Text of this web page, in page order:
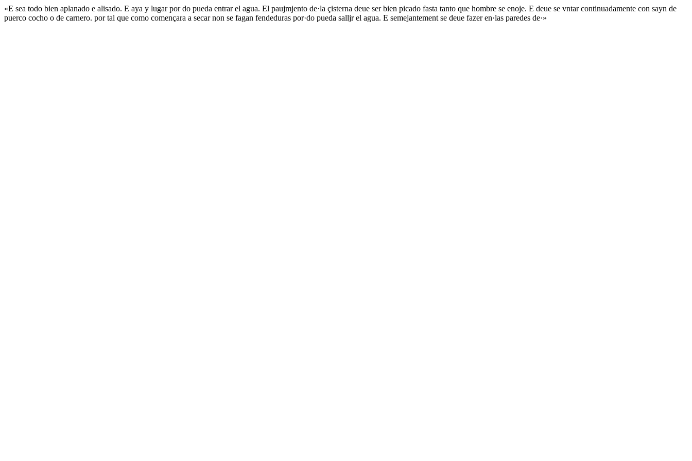
«E sea todo bien aplanado e alisado. E aya y lugar por do pueda entrar el agua. El paujmjento de·la çisterna deue ser bien picado fasta tanto que hombre se enoje. E deue se vntar continuadamente con sayn de
puerco cocho o de carnero. por tal que como començara a secar non se fagan fendeduras por·do pueda salljr el agua. E semejantement se deue fazer en·las paredes de·»